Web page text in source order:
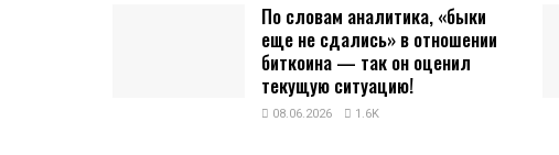
По словам аналитика, «быки
еще не сдались» в отношении
биткоина — так он оценил
текущую ситуацию!
08.06.2026 1.6K